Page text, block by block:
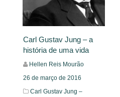
Carl Gustav Jung – a
história de uma vida
Hellen Reis Mourão
26 de março de 2016
Carl Gustav Jung –